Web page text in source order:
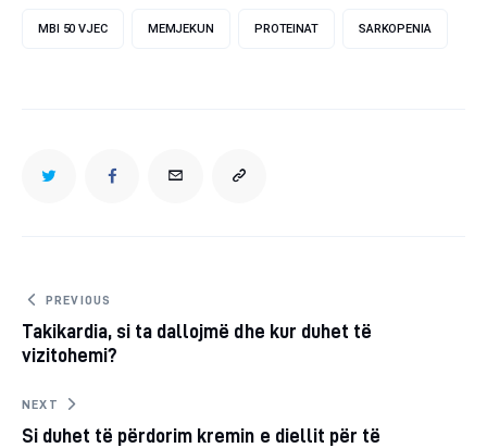
MBI 50 VJEC MEMJEKUN PROTEINAT SARKOPENIA
TWITTERFACEBOOKEMAIL COPY
CLIPBOARD
Post
navigation
PREVIOUS
Takikardia, si ta dallojmë dhe kur duhet të
vizitohemi?
NEXT
Si duhet të përdorim kremin e diellit për të